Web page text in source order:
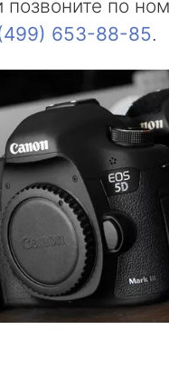
позвоните по
653-88-85.